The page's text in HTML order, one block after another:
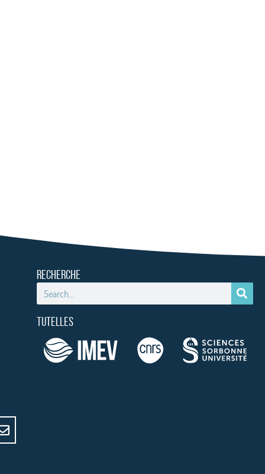
RECHERCHE
TUTELLES